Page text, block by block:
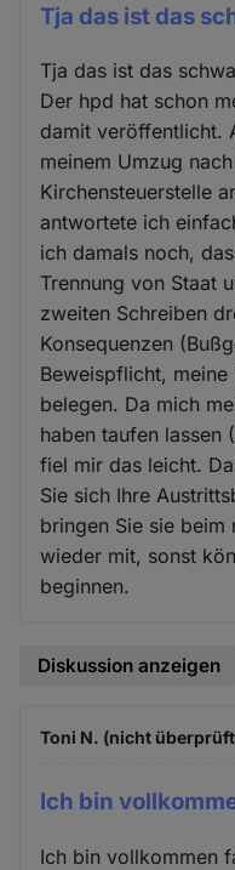
Tja das ist das
Tja das ist das
Der hpd hat schon
damit veröffentlicht.
meinem Umzug
Kirchensteuerstelle
antwortete ich
ich damals noch,
Trennung von Staat
zweiten Schreiben
Konsequenzen
Beweispflicht,
belegen. Da mich
haben taufen lassen
fiel mir das leicht.
Sie sich Ihre
bringen Sie sie beim
wieder mit, sonst
beginnen.
Diskussion anzeigen
Toni N. (nicht
Ich bin
Ich bin vollkommen